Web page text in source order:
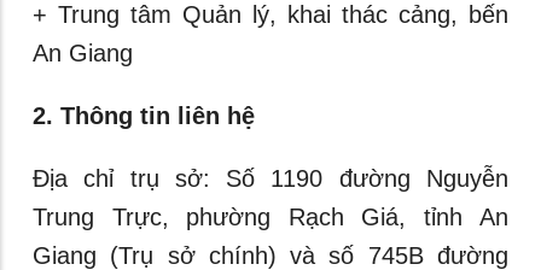
+ Trung tâm Quản lý, khai thác cảng, bến
An Giang
2. Thông tin liên hệ
Địa chỉ trụ sở: Số 1190 đường Nguyễn
Trung Trực, phường Rạch Giá, tỉnh An
Giang (Trụ sở chính) và số 745B đường